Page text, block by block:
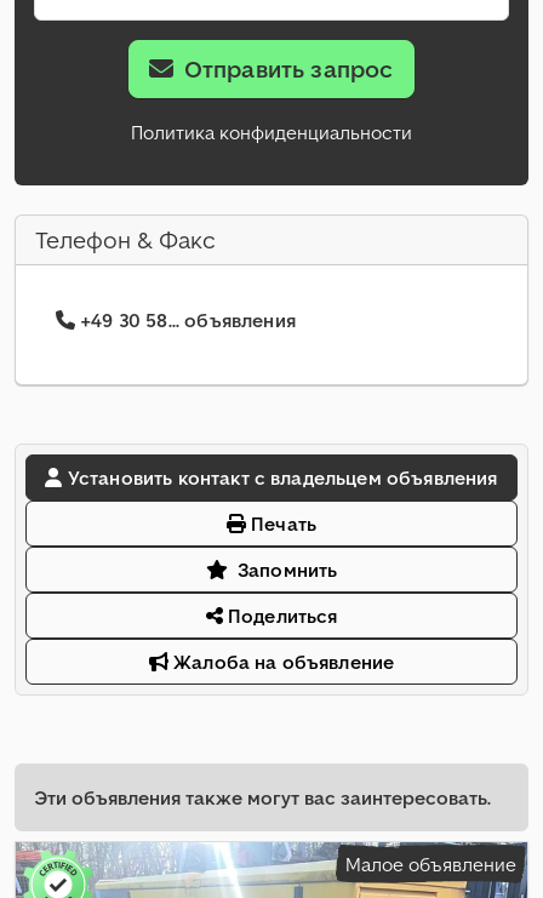
Отправить запрос
Политика конфиденциальности
Телефон & Факс
+49 30 58... объявления
Установить контакт с владельцем объявления
Печать
Запомнить
Поделиться
Жалоба на объявление
Эти объявления также могут вас заинтересовать.
Малое объявление